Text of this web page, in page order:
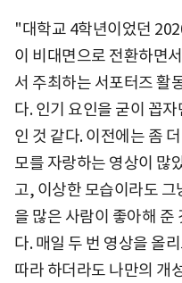
"대학교 4학년이었던
이 비대면으로 전환하면
서 주최하는 서포터즈 활
다. 인기 요인을 굳이 꼽
인 것 같다. 이전에는 좀
모를 자랑하는 영상이 많
고, 이상한 모습이라도
을 많은 사람이 좋아해 준
다. 매일 두 번 영상을 올
따라 하더라도 나만의 개